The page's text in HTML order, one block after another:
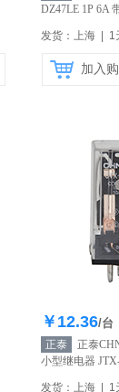
DZ47LE 1P 6A
发货：上海 | 1
加入
库
￥12.36/台
正泰
正泰
小型继电器
发货：上海 | 1